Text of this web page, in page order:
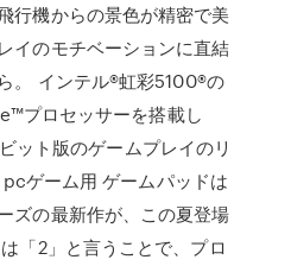
行機からの景色が精密で美
イのモチベーションに直結
。 インテル®虹彩5100®の
プロセッサーを搭載し
ット版のゲームプレイのリ
ゲーム用 ゲームパッドは
ズの最新作が、この夏登場
「2」と言うことで、プロ